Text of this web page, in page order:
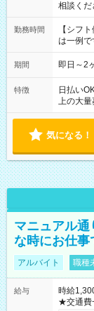
相談くだ
勤務時間
【シフ
は一例で
期間 即日～2
特徴 日払い
上の大量
気になる！
マニュアル
な時にお仕
アルバイト 職種
給与
時給
★交通費一部支給 時給1,300円